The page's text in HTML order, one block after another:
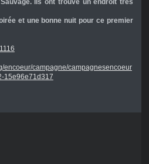
et une bonne nuit pour ce premier
encoeur/campagne/campagnesencoeur
15e96e71d317